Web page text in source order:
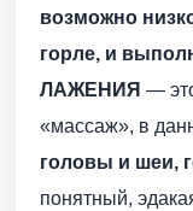
возможно
горле, и
ЛАЖЕНИЯ —
«массаж», в
головы и шеи,
понятный,